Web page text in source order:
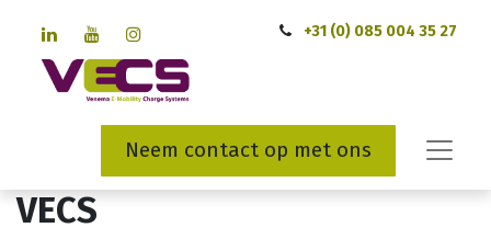
+31 (0) 085 004 35 27
Neem contact op met ons
VECS